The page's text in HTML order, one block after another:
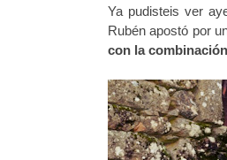
Ya pudisteis ver
Rubén apostó por
con lacombinación